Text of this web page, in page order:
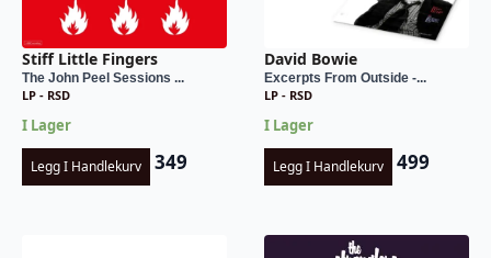
Stiff Little Fingers
The John Peel Sessions ...
LP - RSD
I Lager
Legg I Handlekurv 349
David Bowie
Excerpts From Outside -...
LP - RSD
I Lager
Legg I Handlekurv 499